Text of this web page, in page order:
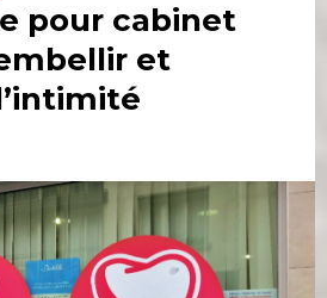
pour cabinet
et